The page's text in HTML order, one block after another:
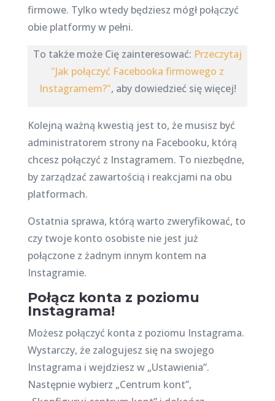
firmowe. Tylko wtedy będziesz mógł połączyć
obie platformy w pełni.
To także może Cię zainteresować: Przeczytaj
"Jak połączyć Facebooka firmowego z
Instagramem?", aby dowiedzieć się więcej!
Kolejną ważną kwestią jest to, że musisz być
administratorem strony na Facebooku, którą
chcesz połączyć z Instagramem. To niezbędne,
by zarządzać zawartością i reakcjami na obu
platformach.
Ostatnia sprawa, którą warto zweryfikować, to
czy twoje konto osobiste nie jest już
połączone z żadnym innym kontem na
Instagramie.
Połącz konta z poziomu
Instagrama!
Możesz połączyć konta z poziomu Instagrama.
Wystarczy, że zalogujesz się na swojego
Instagrama i wejdziesz w „Ustawienia”.
Następnie wybierz „Centrum kont”,